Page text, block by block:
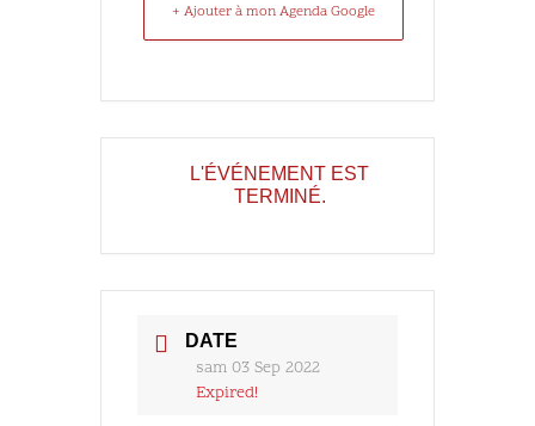
+ Ajouter à mon Agenda Google
L'ÉVÉNEMENT EST
TERMINÉ.
DATE
sam 03 Sep 2022
Expired!